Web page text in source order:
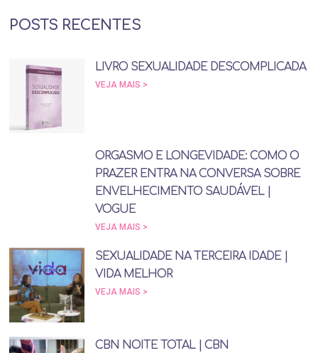
POSTS RECENTES
LIVRO SEXUALIDADE DESCOMPLICADA
VEJA MAIS >
ORGASMO E LONGEVIDADE: COMO O
PRAZER ENTRA NA CONVERSA SOBRE
ENVELHECIMENTO SAUDÁVEL |
VOGUE
VEJA MAIS >
SEXUALIDADE NA TERCEIRA IDADE |
VIDA MELHOR
VEJA MAIS >
CBN NOITE TOTAL | CBN